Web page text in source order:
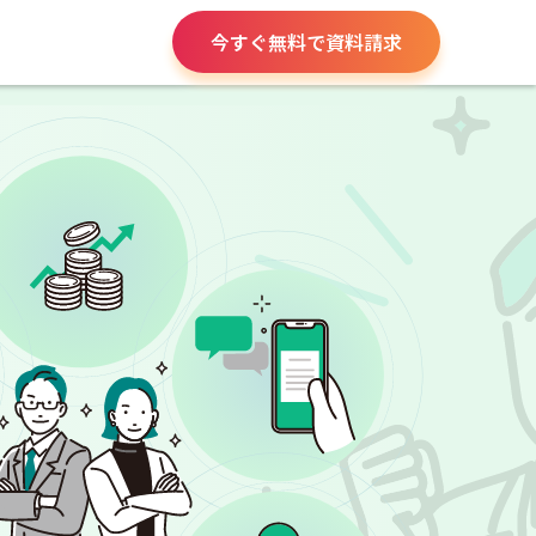
今すぐ無料で資料請求
役所手続き